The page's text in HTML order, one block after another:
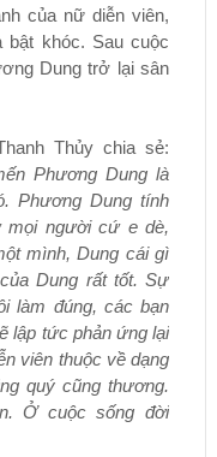
của nữ diễn viên,
khóc. Sau cuộc
Dung trở lại sân
Thủy chia sẻ:
Phương Dung là
Phương Dung tính
mọi người cứ e dè,
mình, Dung cái gì
Dung rất tốt. Sự
làm đúng, các bạn
lập tức phản ứng lại
viên thuộc về dạng
quý cũng thương.
Ở cuộc sống đời